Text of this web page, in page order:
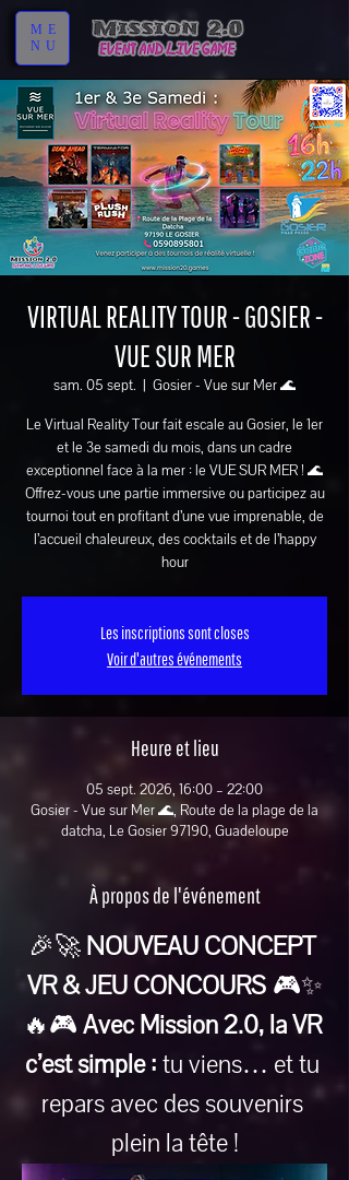
ME
NU
VIRTUAL REALITY TOUR - GOSIER -
VUE SUR MER
sam. 05 sept.
  |
Gosier - Vue sur Mer 🌊
Le Virtual Reality Tour fait escale au Gosier, le 1er
et le 3e samedi du mois, dans un cadre
exceptionnel face à la mer : le VUE SUR MER ! 🌊
Offrez-vous une partie immersive ou participez au
tournoi tout en profitant d’une vue imprenable, de
l’accueil chaleureux, des cocktails et de l’happy
hour
Les inscriptions sont closes
Voir d'autres événements
Heure et lieu
05 sept. 2026, 16:00 – 22:00
Gosier - Vue sur Mer 🌊, Route de la plage de la
datcha, Le Gosier 97190, Guadeloupe
À propos de l'événement
🎉🚀 NOUVEAU CONCEPT
VR & JEU CONCOURS 🎮✨
🔥🎮 Avec Mission 2.0, la VR
c’est simple : tu viens… et tu
repars avec des souvenirs
plein la tête !